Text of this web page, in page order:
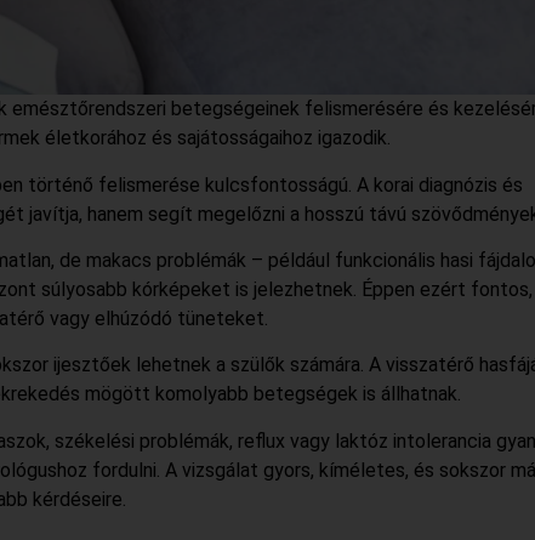
betegségeinek felismerésére és
életkorához és sajátosságaihoz igazodik.
történő felismerése kulcsfontosságú. A korai diagnózis és
javítja, hanem segít megelőzni a hosszú távú
de makacs problémák – például funkcionális hasi
súlyosabb kórképeket is jelezhetnek. Éppen ezért
vagy elhúzódó tüneteket.
ijesztőek lehetnek a szülők számára. A visszatérő
mögött komolyabb betegségek is állhatnak.
székelési problémák, reflux vagy laktóz intolerancia
fordulni. A vizsgálat gyors, kíméletes, és sokszor
kérdéseire.